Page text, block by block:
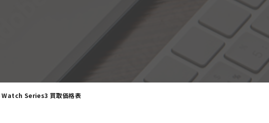
Series3 買取価格表